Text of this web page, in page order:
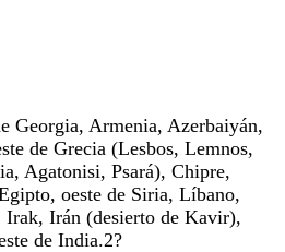
Georgia, Armenia, Azerbaiyán,
de Grecia (Lesbos, Lemnos,
Agatonisi, Psará), Chipre,
oeste de Siria, Líbano,
Irak, Irán (desierto de Kavir),
de India.2?